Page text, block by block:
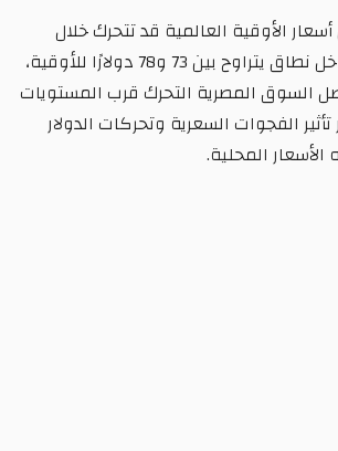
أسعار الأوقية العالمية قد تتحرك خلال
الأسابيع المقبلة داخل نطاق يتراوح بين 73 و78 دولارًا للأوقية،
السوق المصرية التحرك قرب المستويات
تأثير الفجوات السعرية وتحركات الدولار
المحلية.